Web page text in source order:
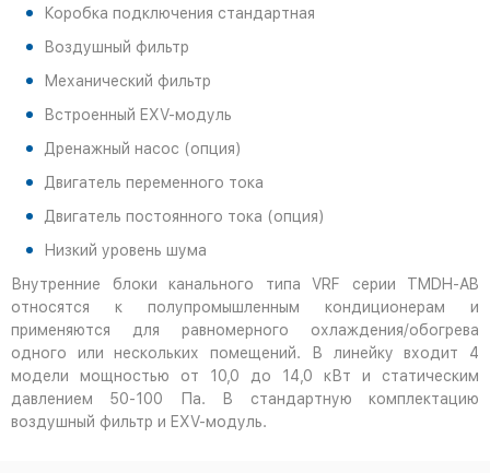
Коробка подключения стандартная
Воздушный фильтр
Механический фильтр
Встроенный EXV-модуль
Дренажный насос (опция)
Двигатель переменного тока
Двигатель постоянного тока (опция)
Низкий уровень шума
Внутренние блоки канального типа VRF серии TMDH-AB
относятся к полупромышленным кондиционерам и
применяются для равномерного охлаждения/обогрева
одного или нескольких помещений. В линейку входит 4
модели мощностью от 10,0 до 14,0 кВт и статическим
давлением 50-100 Па. В стандартную комплектацию
воздушный фильтр и EXV-модуль.